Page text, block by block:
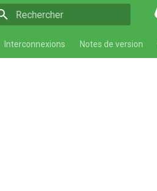
Interconnexions Notes de version